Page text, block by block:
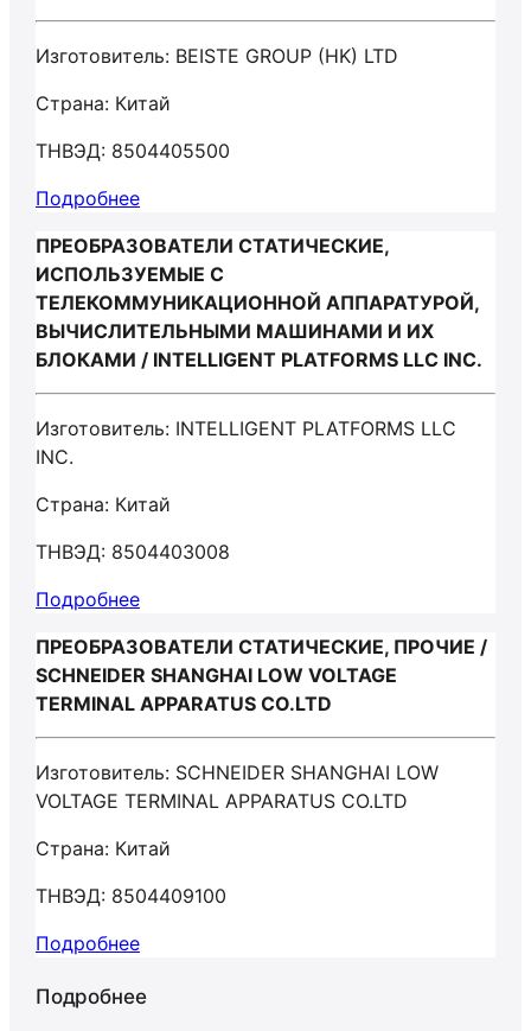
Изготовитель: BEISTE GROUP (HK) LTD
Страна: Китай
ТНВЭД: 8504405500
Подробнее
ПРЕОБРАЗОВАТЕЛИ СТАТИЧЕСКИЕ,
ИСПОЛЬЗУЕМЫЕ С
ТЕЛЕКОММУНИКАЦИОННОЙ АППАРАТУРОЙ,
ВЫЧИСЛИТЕЛЬНЫМИ МАШИНАМИ И ИХ
БЛОКАМИ / INTELLIGENT PLATFORMS LLC INC.
Изготовитель: INTELLIGENT PLATFORMS LLC
INC.
Страна: Китай
ТНВЭД: 8504403008
Подробнее
ПРЕОБРАЗОВАТЕЛИ СТАТИЧЕСКИЕ, ПРОЧИЕ /
SCHNEIDER SHANGHAI LOW VOLTAGE
TERMINAL APPARATUS CO.LTD
Изготовитель: SCHNEIDER SHANGHAI LOW
VOLTAGE TERMINAL APPARATUS CO.LTD
Страна: Китай
ТНВЭД: 8504409100
Подробнее
Подробнее